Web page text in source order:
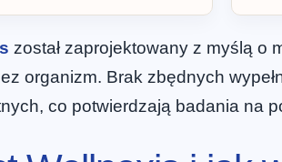
został zaprojektowany z myślą o
organizm. Brak zbędnych
co potwierdzają badania na